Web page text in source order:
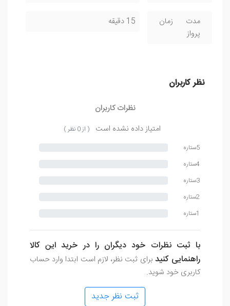
مدت زمان
پرواز
15 دقیقه
نظر کاربران
نظرات کاربران
امتیاز داده نشده است
( از 0 نظر )
5ستاره
4ستاره
3ستاره
2ستاره
1ستاره
با ثبت نظرات خود دیگران را در خرید این کالا
راهنمایی کنید برای ثبت نظر، لازم است ابتدا وارد حساب
کاربری خود شوید.
ثبت نظر جدید